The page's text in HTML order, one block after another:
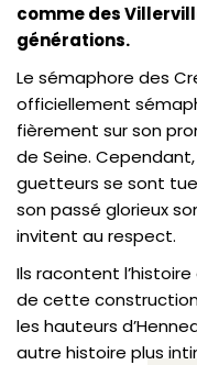
comme des
générations.
Le sémaphore des
officiellement
fièrement sur son
de Seine.
guetteurs se sont
son passé glorieux
invitent au respect.
Ils racontent
de cette
les hauteurs
autre histoire plus